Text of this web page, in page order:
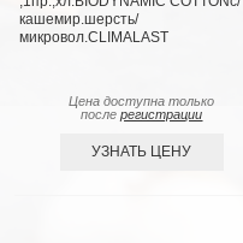
кашемир.шерсть/
микровол.CLIMALAST
Цена доступна только
послерегистрации
УЗНАТЬ ЦЕНУ